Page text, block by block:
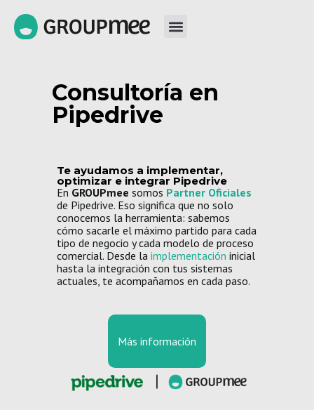
Consultoría en
Pipedrive
Te ayudamos a implementar,
optimizar e integrar Pipedrive
En GROUPmee somos Partner Oficiales
de Pipedrive. Eso significa que no solo
conocemos la herramienta: sabemos
cómo sacarle el máximo partido para cada
tipo de negocio y cada modelo de proceso
comercial. Desde laimplementación inicial
hasta la integración con tus sistemas
actuales, te acompañamos en cada paso.
Más información